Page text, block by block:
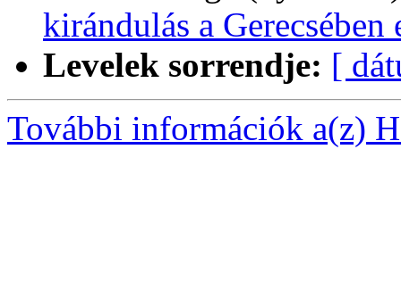
kirándulás a Gerecsében
Levelek sorrendje: [
További információk a(z)